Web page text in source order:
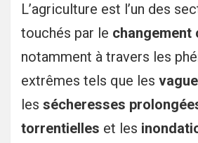
L’agriculture est l’un des
touchés par le changement
notamment à travers les
extrêmes tels que les
les sécheresses
torrentielles et les